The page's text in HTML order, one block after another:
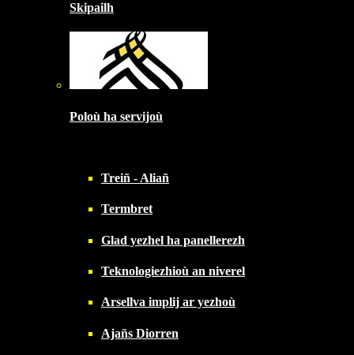
Skipailh
Poloù ha servijoù
Treiñ - Aliañ
Termbret
Glad yezhel ha panellerezh
Teknologiezhioù an niverel
Arsellva implij ar yezhoù
Ajañs Diorren